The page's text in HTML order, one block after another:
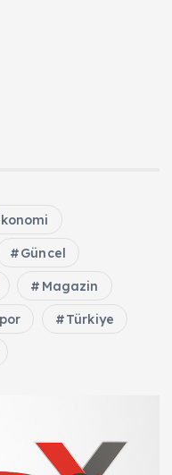
Güncel
Magazin
Türkiye